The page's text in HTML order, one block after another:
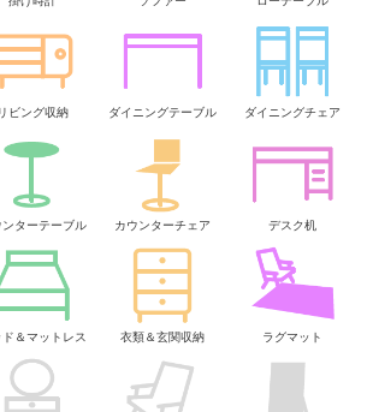
リビング収納 ダイニングテーブル ダイニングチェア
ンターテーブル カウンターチェア デスク机
＆マットレス 衣類＆玄関収納 ラグマット